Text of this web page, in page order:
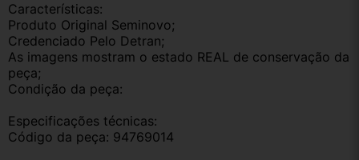
Características:
Produto Original Seminovo;
Credenciado Pelo Detran;
As imagens mostram o estado REAL de conservação da
peça;
Condição da peça:
Especificações técnicas:
Código da peça: 94769014